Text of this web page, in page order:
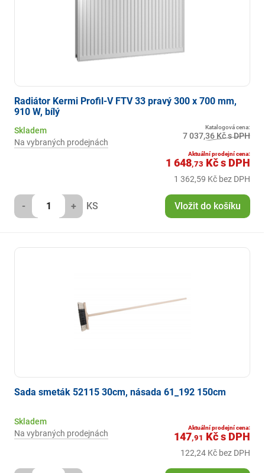
Radiátor Kermi Profil-V FTV 33 pravý 300 x 700 mm,
910 W, bílý
Skladem
Na vybraných prodejnách
Katalogová cena:
7 037,36 Kč s DPH
Aktuální prodejní cena:
1 648,73 Kčs DPH
1 362,59 Kč bez DPH
- + KS Vložit do košíku
Sada smeták 52115 30cm, násada 61_192 150cm
Skladem
Na vybraných prodejnách
Aktuální prodejní cena:
147,91 Kčs DPH
122,24 Kč bez DPH